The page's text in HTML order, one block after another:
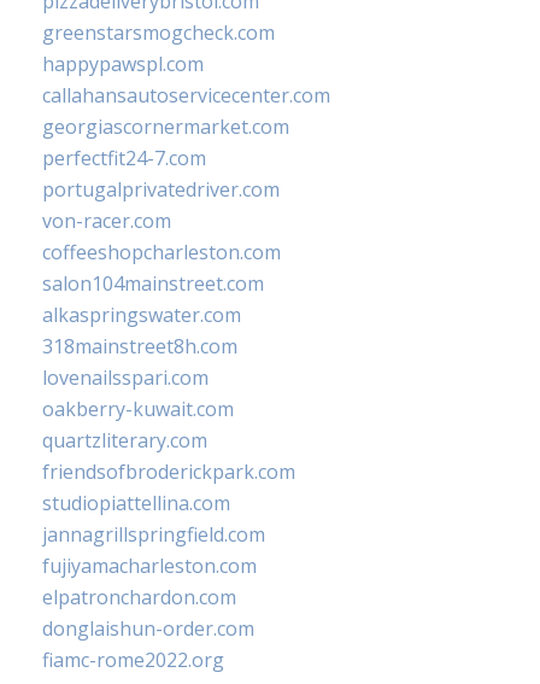
greenstarsmogcheck.com
happypawspl.com
callahansautoservicecenter.com
georgiascornermarket.com
perfectfit24-7.com
portugalprivatedriver.com
von-racer.com
coffeeshopcharleston.com
salon104mainstreet.com
alkaspringswater.com
318mainstreet8h.com
lovenailsspari.com
oakberry-kuwait.com
quartzliterary.com
friendsofbroderickpark.com
studiopiattellina.com
jannagrillspringfield.com
fujiyamacharleston.com
elpatronchardon.com
donglaishun-order.com
fiamc-rome2022.org